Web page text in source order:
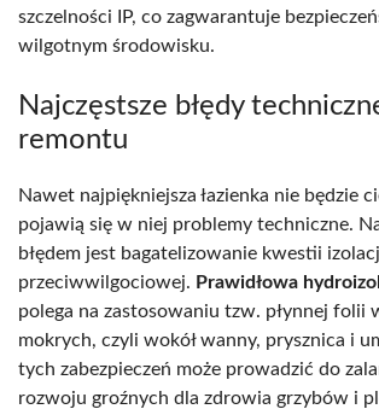
szczelności IP, co zagwarantuje
wilgotnym środowisku.
Najczęstsze błędy
remontu
Nawet najpiękniejsza łazienka nie będzie
pojawią się w niej problemy techniczne.
błędem jest bagatelizowanie kwestii
przeciwwilgociowej. Prawidłowa
polega na zastosowaniu tzw. płynnej folii
mokrych, czyli wokół wanny, prysznica i
tych zabezpieczeń może prowadzić do
rozwoju groźnych dla zdrowia grzybów i